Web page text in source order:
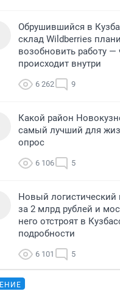
Обрушившийся в
склад Wildberries
возобновить работу —
происходит внутри
6 262 9
Какой район
самый лучший для
опрос
6 106 5
Новый логистический
за 2 млрд рублей и
него отстроят в
подробности
6 101 5